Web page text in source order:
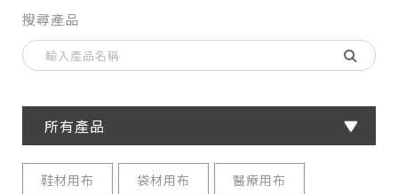
搜尋產品
所有產品
鞋材用布 袋材用布 醫療用布